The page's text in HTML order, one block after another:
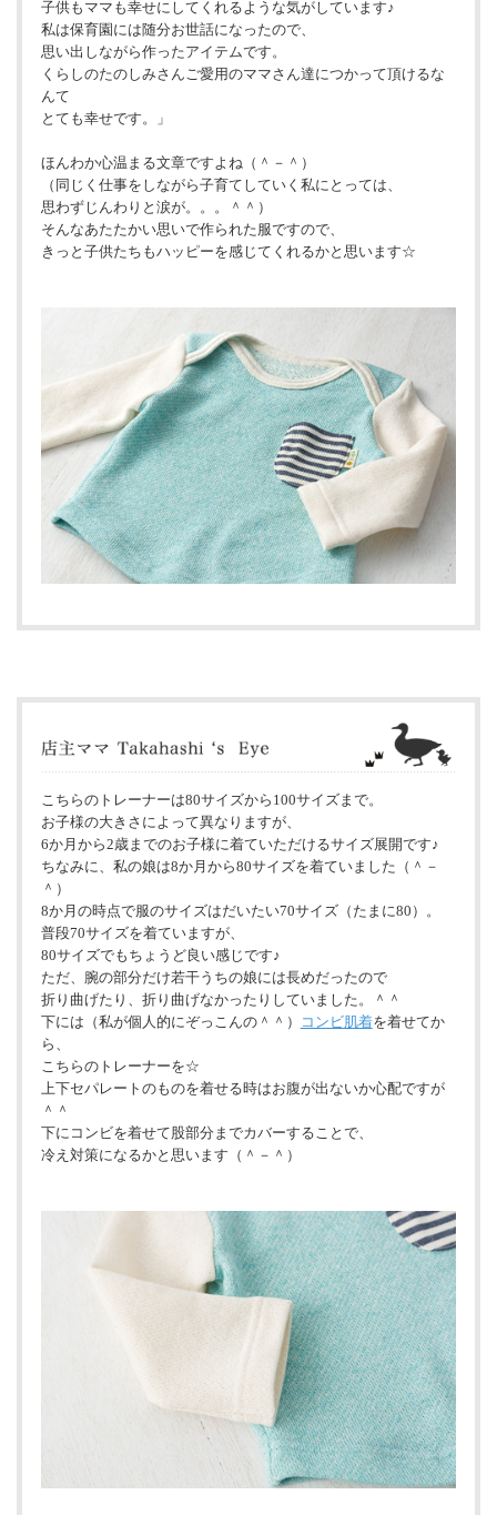
子供もママも幸せにしてくれるような気がしています♪
私は保育園には随分お世話になったので、
思い出しながら作ったアイテムです。
くらしのたのしみさんご愛用のママさん達につかって頂けるな
んて
とても幸せです。」
ほんわか心温まる文章ですよね（＾－＾）
（同じく仕事をしながら子育てしていく私にとっては、
思わずじんわりと涙が。。。＾＾）
そんなあたたかい思いで作られた服ですので、
きっと子供たちもハッピーを感じてくれるかと思います☆
こちらのトレーナーは80サイズから100サイズまで。
お子様の大きさによって異なりますが、
6か月から2歳までのお子様に着ていただけるサイズ展開です♪
ちなみに、私の娘は8か月から80サイズを着ていました（＾－
＾）
8か月の時点で服のサイズはだいたい70サイズ（たまに80）。
普段70サイズを着ていますが、
80サイズでもちょうど良い感じです♪
ただ、腕の部分だけ若干うちの娘には長めだったので
折り曲げたり、折り曲げなかったりしていました。＾＾
下には（私が個人的にぞっこんの＾＾）
コンビ肌着を着せてか
ら、
こちらのトレーナーを☆
上下セパレートのものを着せる時はお腹が出ないか心配ですが
＾＾
下にコンビを着せて股部分までカバーすることで、
冷え対策になるかと思います（＾－＾）